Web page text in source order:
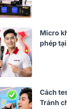
Micro
phép
Cách
Tránh